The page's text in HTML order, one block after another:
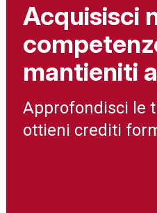
Acquisisci
mantieniti
Approfondisci le
ottieni crediti